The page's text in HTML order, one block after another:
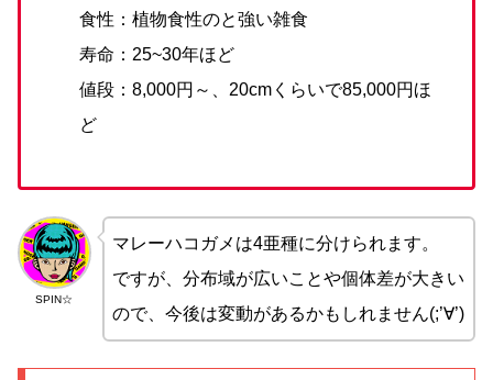
食性：植物食性のと強い雑食
寿命：25~30年ほど
値段：8,000円～、20cmくらいで85,000円ほ
ど
SPIN☆
マレーハコガメは4亜種に分けられます。
ですが、分布域が広いことや個体差が大きい
ので、今後は変動があるかもしれません(;’∀’)